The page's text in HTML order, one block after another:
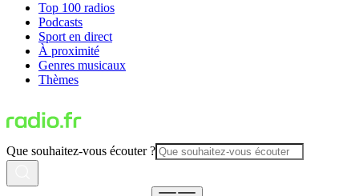
Top 100 radios
Podcasts
Sport en direct
À proximité
Genres musicaux
Thèmes
Que souhaitez-vous écouter ?